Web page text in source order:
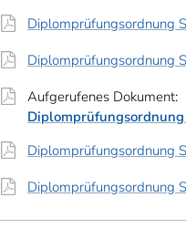
Diplomprüfungsordnung
Diplomprüfungsordnung
Aufgerufenes Dokument:
Diplomprüfungsordnung
Diplomprüfungsordnung